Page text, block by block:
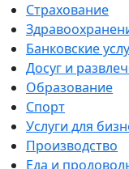
Страхование
Банковские
Досуг и
Образование
Спорт
Услуги для
Производство
Еда и